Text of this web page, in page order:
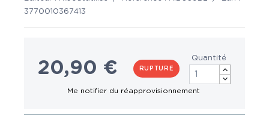
3770010367413
20,90 € RUPTURE
Quantité